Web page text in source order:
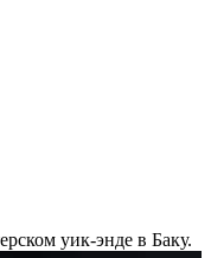
уик-энде в Баку.